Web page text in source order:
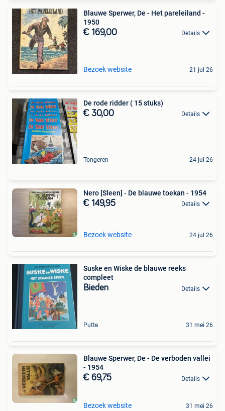
Blauwe Sperwer, De - Het pareleiland -
1950
€ 169,00 Details
Bezoek website 21 jul 26
De rode ridder ( 15 stuks)
€ 30,00 Details
Tongeren 24 jul 26
Nero [Sleen] - De blauwe toekan - 1954
€ 149,95 Details
Bezoek website 24 jul 26
Suske en Wiske de blauwe reeks
compleet
Bieden Details
Putte 31 mei 26
Blauwe Sperwer, De - De verboden vallei
- 1954
€ 69,75 Details
Bezoek website 31 mei 26